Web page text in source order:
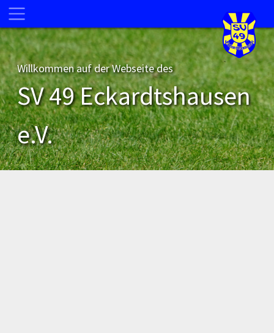
Willkommen auf der Webseite des
SV 49 Eckardtshausen
e.V.